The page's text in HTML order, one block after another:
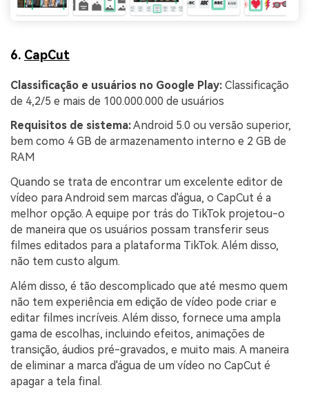
6. CapCut
Classificação e usuários no Google Play: Classificação
de 4,2/5 e mais de 100.000.000 de usuários
Requisitos de sistema:Android 5.0 ou versão superior,
bem como 4 GB de armazenamento interno e 2 GB de
RAM
Quando se trata de encontrar um excelente editor de
vídeo para Android sem marcas d'água, o CapCut é a
melhor opção. A equipe por trás do TikTok projetou-o
de maneira que os usuários possam transferir seus
filmes editados para a plataforma TikTok. Além disso,
não tem custo algum.
Além disso, é tão descomplicado que até mesmo quem
não tem experiência em edição de vídeo pode criar e
editar filmes incríveis. Além disso, fornece uma ampla
gama de escolhas, incluindo efeitos, animações de
transição, áudios pré-gravados, e muito mais. A maneira
de eliminar a marca d'água de um vídeo no CapCut é
apagar a tela final.